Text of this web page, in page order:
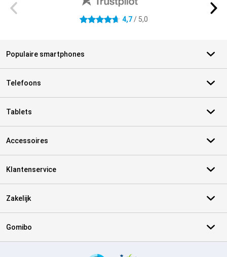
4.7 sterren 4,7/ 5,0
Populaire smartphones
Telefoons
Tablets
Accessoires
Klantenservice
Zakelijk
Gomibo